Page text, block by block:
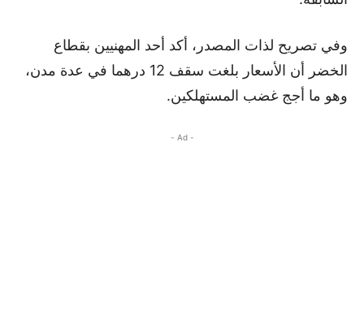
وفي تصريح لذات المصدر، أكد أحد المهنيين بقطاع
الخضر أن الأسعار بلغت سقف 12 درهما في عدة مدن،
وهو ما أجج غضب المستهلكين.
- Ad -